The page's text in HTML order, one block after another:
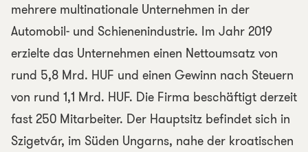
mehrere multinationale Unternehmen in der
Automobil- und Schienenindustrie. Im Jahr 2019
erzielte das Unternehmen einen Nettoumsatz von
rund 5,8 Mrd. HUF und einen Gewinn nach Steuern
von rund 1,1 Mrd. HUF. Die Firma beschäftigt derzeit
fast 250 Mitarbeiter. Der Hauptsitz befindet sich in
Szigetvár, im Süden Ungarns, nahe der kroatischen